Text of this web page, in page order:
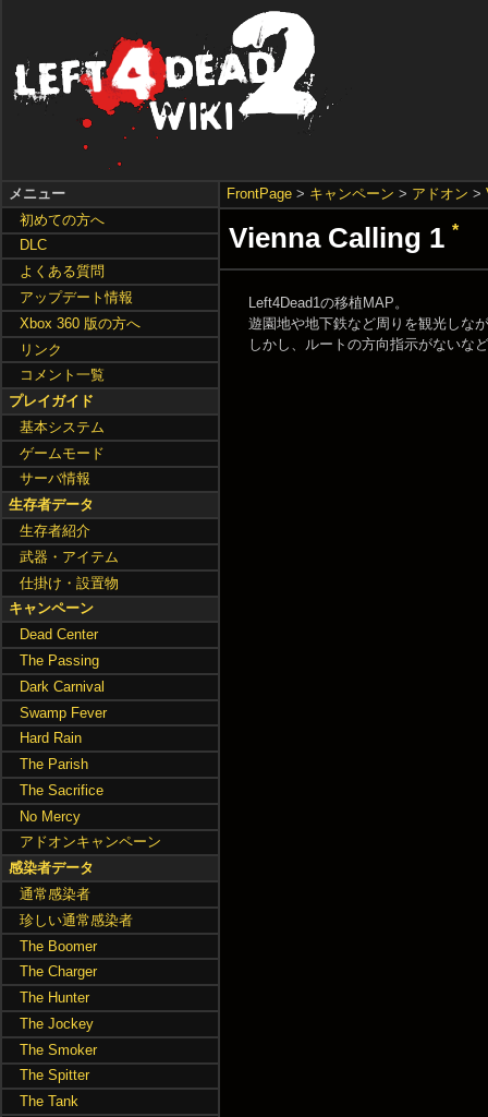
FrontPage > キャンペーン > アドオン >
Vienna Calling 1 *
Left4Dead1の移植MAP。
遊園地や地下鉄など周りを観光しな
しかし、ルートの方向指示がないな
メニュー
初めての方へ
DLC
よくある質問
アップデート情報
Xbox 360 版の方へ
リンク
コメント一覧
プレイガイド
基本システム
ゲームモード
サーバ情報
生存者データ
生存者紹介
武器・アイテム
仕掛け・設置物
キャンペーン
Dead Center
The Passing
Dark Carnival
Swamp Fever
Hard Rain
The Parish
The Sacrifice
No Mercy
アドオンキャンペーン
感染者データ
通常感染者
珍しい通常感染者
The Boomer
The Charger
The Hunter
The Jockey
The Smoker
The Spitter
The Tank